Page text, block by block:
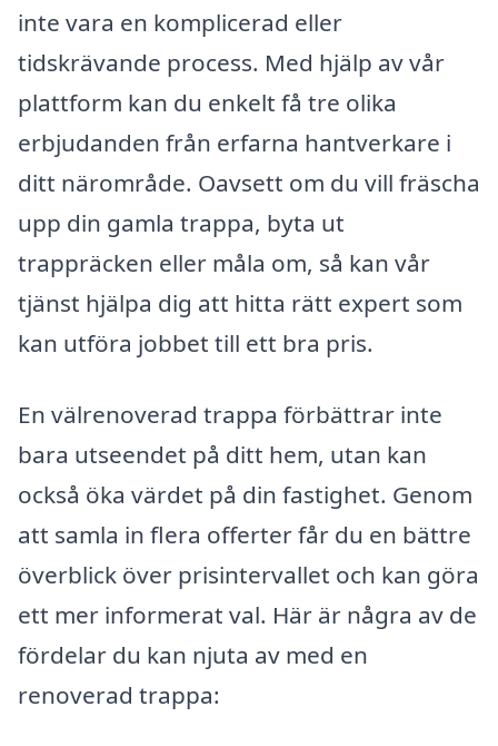
inte vara en komplicerad eller
tidskrävande process. Med hjälp av vår
plattform kan du enkelt få tre olika
erbjudanden från erfarna hantverkare i
ditt närområde. Oavsett om du vill fräscha
upp din gamla trappa, byta ut
trappräcken eller måla om, så kan vår
tjänst hjälpa dig att hitta rätt expert som
kan utföra jobbet till ett bra pris.
En välrenoverad trappa förbättrar inte
bara utseendet på ditt hem, utan kan
också öka värdet på din fastighet. Genom
att samla in flera offerter får du en bättre
överblick över prisintervallet och kan göra
ett mer informerat val. Här är några av de
fördelar du kan njuta av med en
renoverad trappa: